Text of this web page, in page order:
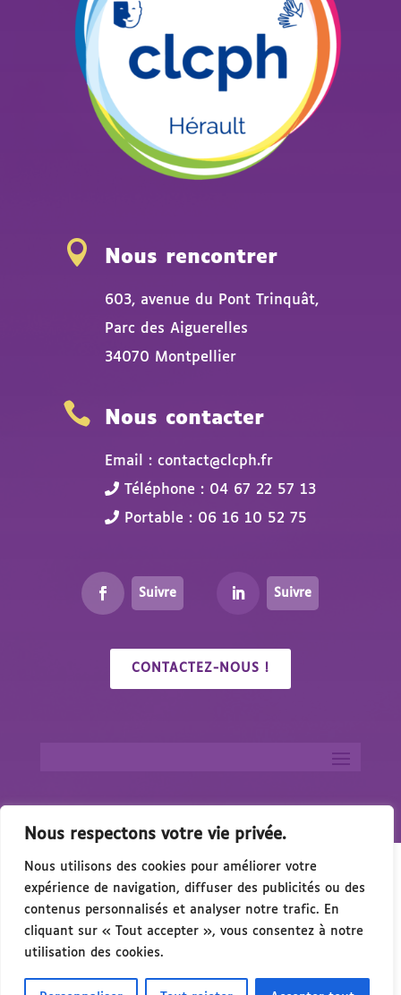
Nous respectons votre vie privée.
Nous utilisons des cookies pour améliorer votre
expérience de navigation, diffuser des publicités ou des
contenus personnalisés et analyser notre trafic. En
cliquant sur « Tout accepter », vous consentez à notre
utilisation des cookies.
 Nous rencontrer
603, avenue du Pont Trinquât,
Parc des Aiguerelles
34070 Montpellier
 Nous contacter
Email : contact@clcph.fr
Téléphone : 04 67 22 57 13
Portable : 06 16 10 52 75
Suivre Suivre
CONTACTEZ-NOUS !
🎉 Congrés/Salon du Handicap & de